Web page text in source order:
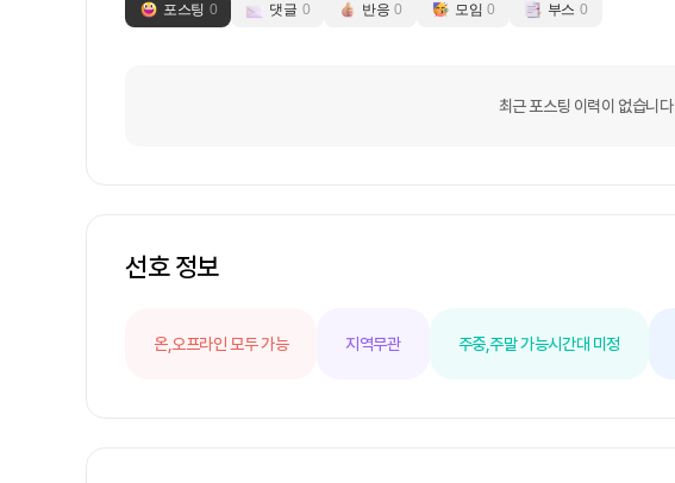
포스팅 0 댓글 0 반응 0 모임 0 부스 0
최근 포스팅 이력이 없습니다
선호 정보
온,오프라인 모두 가능 지역무관 주중,주말 가능시간대 미정